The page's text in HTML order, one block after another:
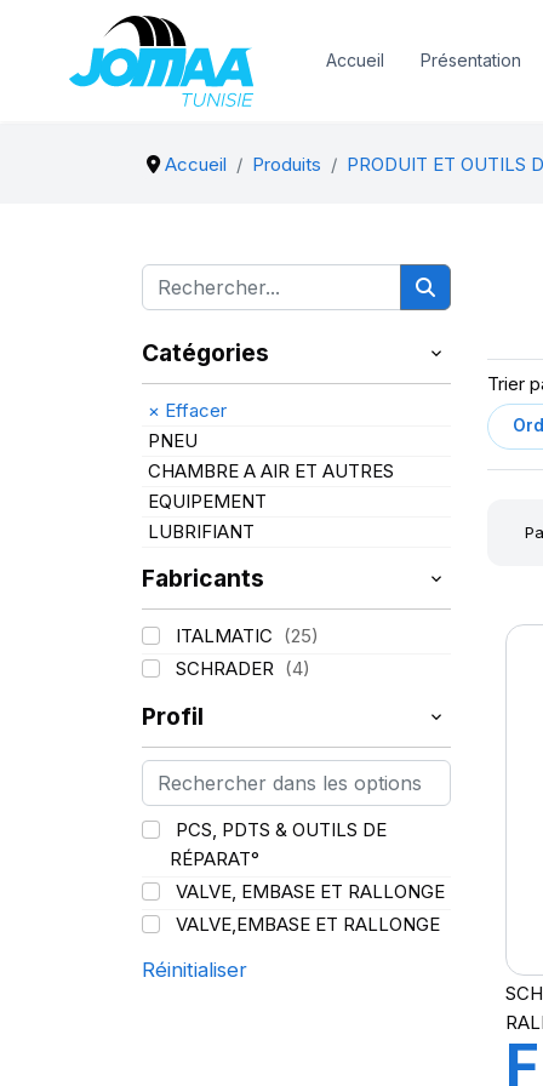
Accueil Présentation
Accueil Produits PRODUIT ET OUTILS
Catégories
× Effacer
PNEU
CHAMBRE A AIR ET AUTRES
EQUIPEMENT
LUBRIFIANT
Fabricants
ITALMATIC (25)
SCHRADER (4)
Profil
PCS, PDTS & OUTILS DE
RÉPARAT°
VALVE, EMBASE ET RALLONGE
VALVE,EMBASE ET RALLONGE
Réinitialiser
Trier